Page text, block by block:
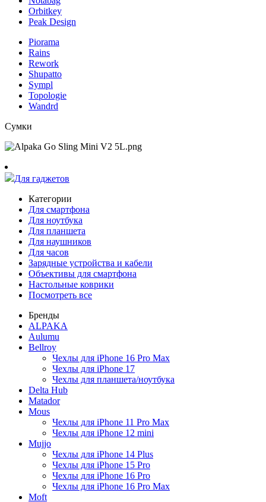
Orbitkey
Peak Design
Piorama
Rains
Rework
Shupatto
Sympl
Topologie
Wandrd
Сумки
Для гаджетов
Категории
Для смартфона
Для ноутбука
Для планшета
Для наушников
Для часов
Зарядные устройства и кабели
Объективы для смартфона
Настольные коврики
Посмотреть все
Бренды
ALPAKA
Aulumu
Bellroy
Чехлы для iPhone 16 Pro Max
Чехлы для iPhone 17
Чехлы для планшета/ноутбука
Delta Hub
Matador
Mous
Чехлы для iPhone 11 Pro Max
Чехлы для iPhone 12 mini
Mujjo
Чехлы для iPhone 14 Plus
Чехлы для iPhone 15 Pro
Чехлы для iPhone 16 Pro
Чехлы для iPhone 16 Pro Max
Moft